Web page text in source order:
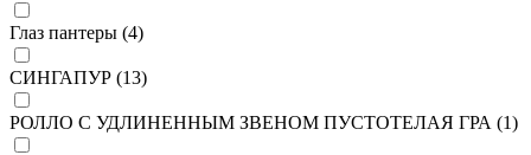
Глаз пантеры (4)
СИНГАПУР (13)
РОЛЛО С УДЛИНЕННЫМ ЗВЕНОМ ПУСТОТЕЛАЯ ГРА (1)